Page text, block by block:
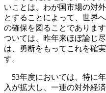
いことは、わが国市場の対
とすることによって、世界
の確保を図ることでありま
ついては、昨年来ほぼ論じ
は、勇断をもってこれを確
す。
53年度においては、特に
入が拡大し、一連の対外経